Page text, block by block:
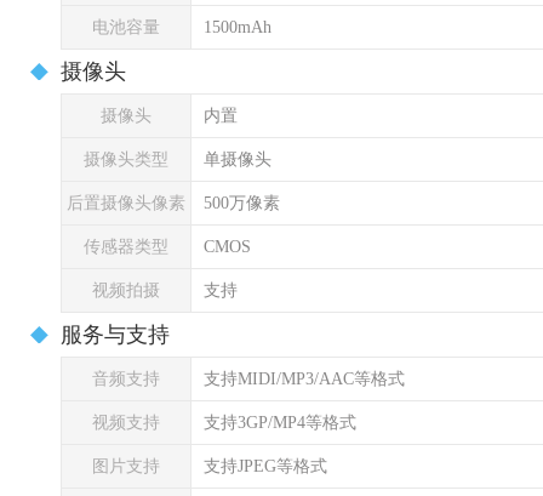
电池容量 1500mAh
摄像头
摄像头 内置
摄像头类型 单摄像头
后置摄像头像素 500万像素
传感器类型 CMOS
视频拍摄 支持
服务与支持
音频支持 支持MIDI/MP3/AAC等格式
视频支持 支持3GP/MP4等格式
图片支持 支持JPEG等格式